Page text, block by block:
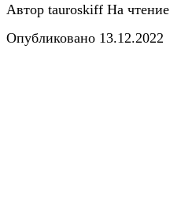
Автор tauroskiff На чтение
Опубликовано 13.12.2022